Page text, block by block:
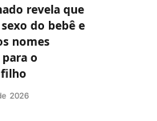
revela que
do bebê e
nomes
o
2026